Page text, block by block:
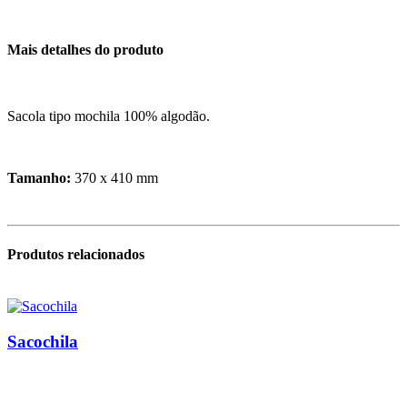
Mais detalhes do produto
Sacola tipo mochila 100% algodão.
Tamanho: 370 x 410 mm
Produtos relacionados
Sacochila